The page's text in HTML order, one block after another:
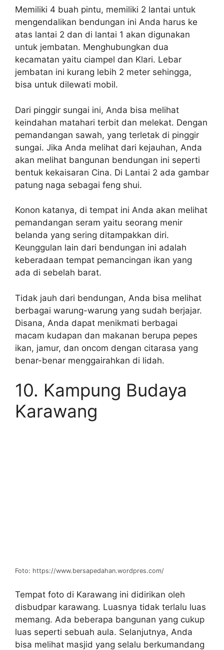
Memiliki 4 buah pintu, memiliki 2 lantai untuk
mengendalikan bendungan ini Anda harus ke
atas lantai 2 dan di lantai 1 akan digunakan
untuk jembatan. Menghubungkan dua
kecamatan yaitu ciampel dan Klari. Lebar
jembatan ini kurang lebih 2 meter sehingga,
bisa untuk dilewati mobil.
Dari pinggir sungai ini, Anda bisa melihat
keindahan matahari terbit dan melekat. Dengan
pemandangan sawah, yang terletak di pinggir
sungai. Jika Anda melihat dari kejauhan, Anda
akan melihat bangunan bendungan ini seperti
bentuk kekaisaran Cina. Di Lantai 2 ada gambar
patung naga sebagai feng shui.
Konon katanya, di tempat ini Anda akan melihat
pemandangan seram yaitu seorang menir
belanda yang sering ditampakkan diri.
Keunggulan lain dari bendungan ini adalah
keberadaan tempat pemancingan ikan yang
ada di sebelah barat.
Tidak jauh dari bendungan, Anda bisa melihat
berbagai warung-warung yang sudah berjajar.
Disana, Anda dapat menikmati berbagai
macam kudapan dan makanan berupa pepes
ikan, jamur, dan oncom dengan citarasa yang
benar-benar menggairahkan di lidah.
10. Kampung Budaya
Karawang
Foto: https://www.bersapedahan.wordpres.com/
Tempat foto di Karawang ini didirikan oleh
disbudpar karawang. Luasnya tidak terlalu luas
memang. Ada beberapa bangunan yang cukup
luas seperti sebuah aula. Selanjutnya, Anda
bisa melihat masjid yang selalu berkumandang